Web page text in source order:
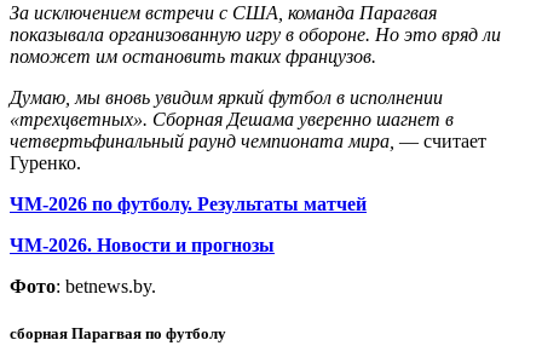
За исключением встречи с США, команда Парагвая
показывала организованную игру в обороне. Но это вряд ли
поможет им остановить таких французов.
Думаю, мы вновь увидим яркий футбол в исполнении
«трехцветных». Сборная Дешама уверенно шагнет в
четвертьфинальный раунд чемпионата мира, — считает
Гуренко.
ЧМ-2026 по футболу. Результаты матчей
ЧМ-2026. Новости и прогнозы
Фото: betnews.by.
сборная Парагвая по футболу